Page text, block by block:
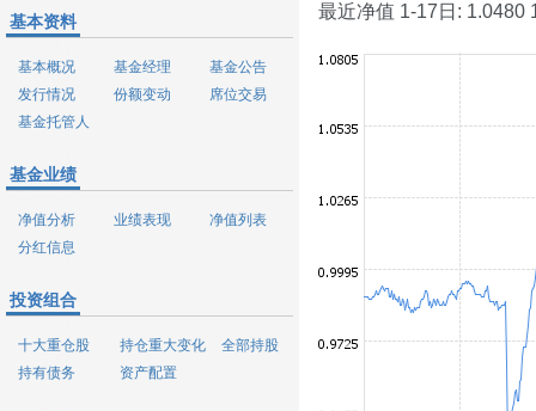
基本资料
基本概况 基金经理
基金公告
发行情况
份额变动
席位交易
基金托管人
基金业绩
净值分析 业绩表现
净值列表
分红信息
投资组合
十大重仓股 持仓重大变化
全部持股
持有债务
资产配置
最近净值 1-17日: 1.0480